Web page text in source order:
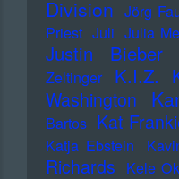
Division Jörg
Priest Juli Julia
Justin Bieber
Zeltinger
K.I.Z.
Washington
Bartos Kat
Katja Ebstein
Richards Kele